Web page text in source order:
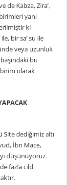
de Kabza, Zira’,
birimleri yani
ki
bir sa’ su ile
veya uzunluk
bu
olarak
Site dediğimiz altı
İbn Mace,
düşünüyoruz.
fazla cild